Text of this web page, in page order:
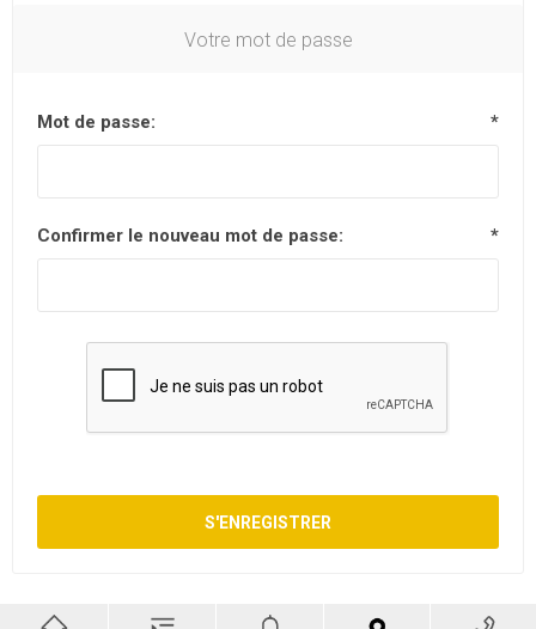
Votre mot de passe
Mot de passe: *
Confirmer le nouveau mot de passe: *